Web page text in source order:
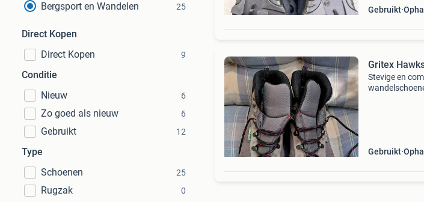
Bergsport en Wandelen
25
Direct Kopen
Direct Kopen
9
Conditie
Nieuw
6
Zo goed als nieuw 6
Gebruikt 12
Type
Schoenen
25
Rugzak 0
Gebruikt
Gritex
Stevige en
Gebruikt